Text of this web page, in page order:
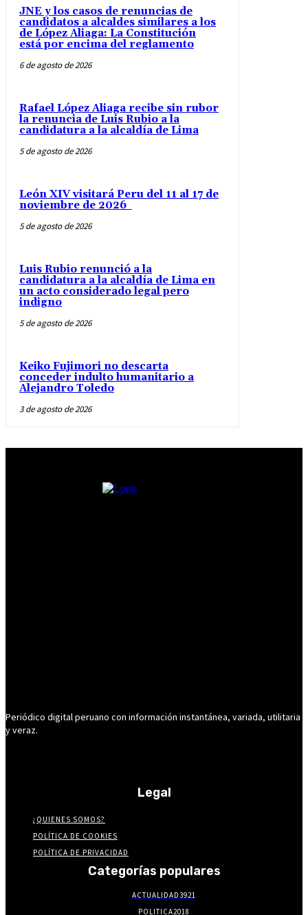
JNE y los casos de renuncias de
candidatos a alcaldes similares a los
de López Aliaga: La Constitución
está por encima del reglamento
6 de agosto de 2026
Rafael López Aliaga recibe sin rubor
la renuncia de Luis Rubio a la
candidatura a la alcaldía de Lima
5 de agosto de 2026
León XIV visitará Peru del 11 al 17 de
noviembre de 2026
5 de agosto de 2026
Luis Rubio renunció a la
candidatura a la alcaldía de Lima en
un acto considerado legal pero
indigno
5 de agosto de 2026
Keiko Fujimori no descarta
conceder indulto humanitario a
Alejandro Toledo
3 de agosto de 2026
Periódico digital peruano con información instantánea, variada, utilitaria
y veraz.
Legal
¿QUIENES SOMOS?
POLÍTICA DE COOKIES
POLÍTICA DE PRIVACIDAD
Categorías populares
ACTUALIDAD3921
POLITICA2018